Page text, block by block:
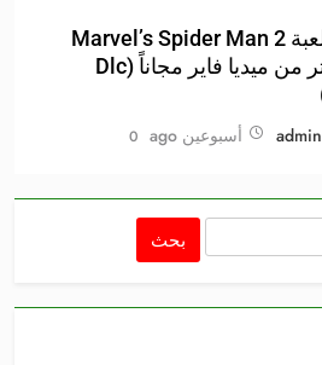
تحميل لعبة Marvel’s Spider Man 2
للكمبيوتر من ميديا فاير مجاناً (Dlc
admin
أسبوعين ago 0